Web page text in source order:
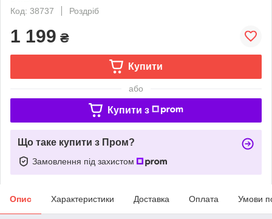
Код: 38737
Роздріб
1 199 ₴
Купити
або
Купити з
Що таке купити з Пром?
Замовлення під захистом
Опис Характеристики Доставка Оплата Умови